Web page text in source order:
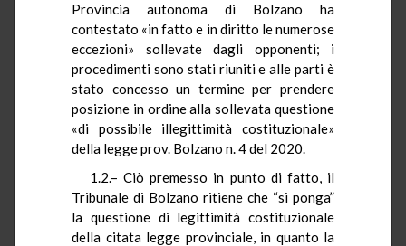
Provincia autonoma di Bolzano ha
contestato «in fatto e in diritto le numerose
eccezioni» sollevate dagli opponenti; i
procedimenti sono stati riuniti e alle parti è
stato concesso un termine per prendere
posizione in ordine alla sollevata questione
«di possibile illegittimità costituzionale»
della legge prov. Bolzano n. 4 del 2020.
1.2.– Ciò premesso in punto di fatto, il
Tribunale di Bolzano ritiene che “si ponga”
la questione di legittimità costituzionale
della citata legge provinciale, in quanto la